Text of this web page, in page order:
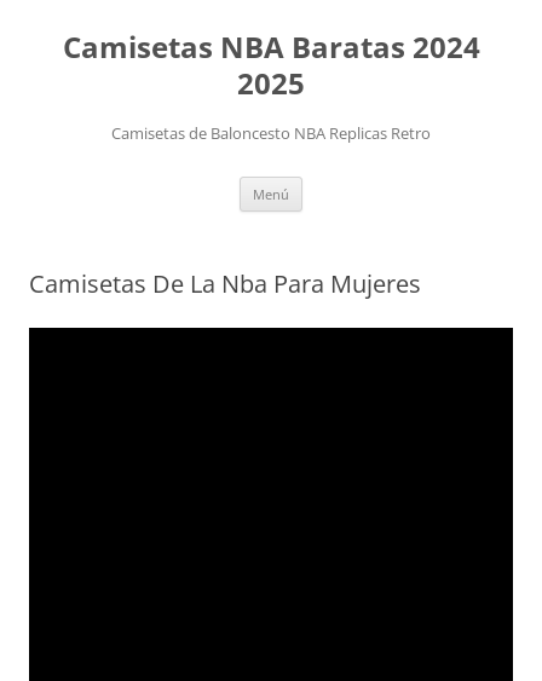
Camisetas NBA Baratas 2024
2025
Camisetas de Baloncesto NBA Replicas Retro
Menú
Camisetas De La Nba Para Mujeres